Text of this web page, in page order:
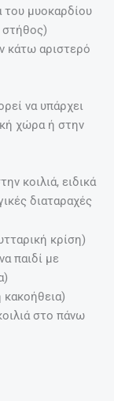
μυοκαρδίου
στήθος)
κάτω αριστερό
να υπάρχει
χώρα ή στην
κοιλιά, ειδικά
διαταραχές
κρίση)
παιδί με
κακοήθεια)
στο πάνω